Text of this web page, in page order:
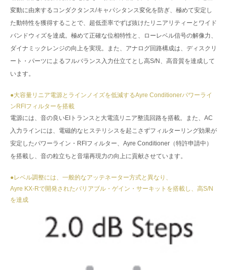
変動に由来するコンダクタンス/キャパシタンス変化を防ぎ、極めて安定し
た動特性を獲得することで、超低歪率でずば抜けたリニアリティーとワイド
バンドウィズを達成。極めて正確な位相特性と、ローレベル信号の解像力、
ダイナミックレンジの向上を実現。また、アナログ回路構成は、ディスクリ
ート・パーツによるフルバランス入力仕立てとし高S/N、高音質を達成して
います。
●大容量リニア電源とラインノイズを低減するAyre Conditionerパワーライ
ンRFIフィルターを搭載
電源には、音の良いEIトランスと大電流リニア整流回路を搭載。また、AC
入力ラインには、電磁的なヒステリシスを起こさずフィルターリング効果が
安定したパワーライン・RFIフィルター、Ayre Conditioner（特許申請中）
を搭載し、音の粒立ちと音場再現力の向上に貢献させています。
●レベル調整には、一般的なアッテネーター方式と異なり、
Ayre KX-Rで開発されたバリアブル・ゲイン・サーキットを搭載し、高S/N
を達成